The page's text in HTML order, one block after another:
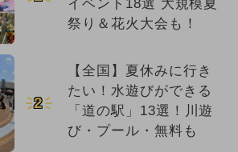
イベント18選 大規模夏
祭り＆花火大会も！
2
【全国】夏休みに行き
たい！水遊びができる
「道の駅」13選！川遊
び・プール・無料も